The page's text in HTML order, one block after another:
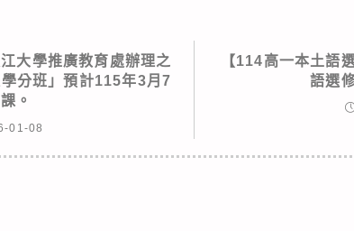
大學推廣教育處辦理之
分班」預計115年3月7
。
01-08
【114高一本土語
語選